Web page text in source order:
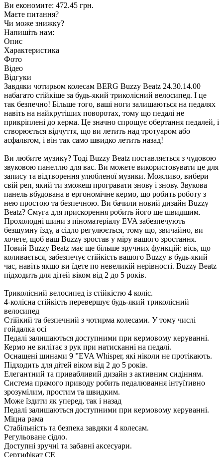
Ви економите: 472.45 грн.
Маєте питання?
Чи може знижку?
Напишіть нам:
Опис
Характеристика
Фото
Відео
Відгуки
Завдяки чотирьом колесам BERG Buzzy Beatz 24.30.14.00
набагато стійкіше за будь-який триколісний велосипед. І це
так безпечно! Більше того, ваші ноги залишаються на педалях
навіть на найкрутіших поворотах, тому що педалі не
прикріплені до керма. Це значно спрощує обертання педалей, і
створюється відчуття, що ви летить над тротуаром або
асфальтом, і він так само швидко летить назад!
Ви любите музику? Тоді Buzzy Beatz поставляється з чудовою
звуковою панеллю для вас. Ви можете використовувати це для
запису та відтворення улюбленої музики. Можливо, вибери
свій реп, який ти зможеш програвати знову і знову. Звукова
панель вбудована в ергономічне кермо, що робить роботу з
нею простою та безпечною. Ви бачили новий дизайн Buzzy
Beatz? Смуга для прискорення робить його ще швидшим.
Прохолодні шини з піноматеріалу EVA забезпечують
безшумну їзду, а сідло регулюється, тому що, звичайно, ви
хочете, щоб ваш Buzzy зростав у міру вашого зростання.
Новий Buzzy Beatz має ще більше зручних функцій: вісь, що
коливається, забезпечує стійкість вашого Buzzy в будь-який
час, навіть якщо ви їдете по невеликій нерівності. Buzzy Beatz
підходить для дітей віком від 2 до 5 років.
Триколісний велосипед із стійкістю 4 коліс.
4-колісна стійкість перевершує будь-який триколісний
велосипед
Стійкий та безпечний з чотирма колесами. У тому числі
гойдалка осі
Педалі залишаються доступними при кермовому керуванні.
Кермо не вилітає з рук при натисканні на педалі.
Оснащені шинами 9 ”EVA Whisper, які ніколи не протікають.
Підходить для дітей віком від 2 до 5 років.
Елегантний та привабливий дизайн з активним сидінням.
Система прямого приводу робить педалювання інтуїтивно
зрозумілим, простим та швидким.
Може їздити як уперед, так і назад
Педалі залишаються доступними при кермовому керуванні.
Міцна рама
Стабільність та безпека завдяки 4 колесам.
Регульоване сідло.
Доступні зручні та забавні аксесуари.
Сертифікат CE